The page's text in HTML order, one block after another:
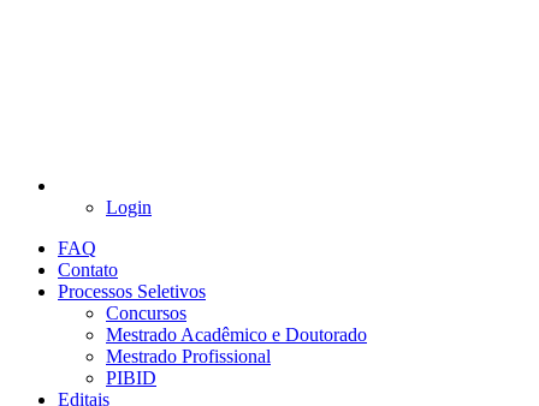
Login
FAQ
Contato
Processos Seletivos
Concursos
Mestrado Acadêmico e Doutorado
Mestrado Profissional
PIBID
Editais